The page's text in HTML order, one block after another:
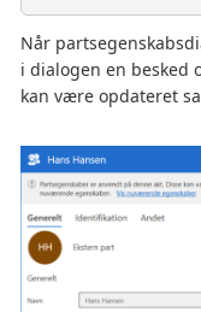
Når
i dialogen en besked
kan være opdateret